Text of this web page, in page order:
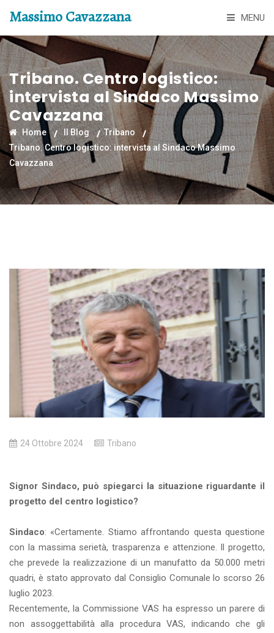
Massimo Cavazzana MENU
Tribano. Centro logistico:
intervista al Sindaco Massimo
Cavazzana
Home Il Blog
Tribano
Tribano. Centro logistico: intervista al Sindaco Massimo
Cavazzana
24 Ottobre 2024 Tribano
Signor Sindaco, può spiegarci la situazione riguardante il
progetto del centro logistico?
Sindaco: «Certamente. Stiamo affrontando questa questione
con la massima serietà, trasparenza e attenzione. Il progetto,
che prevede la realizzazione di un manufatto da 50.000 metri
quadri, è stato approvato dal Consiglio Comunale lo scorso 26
luglio 2023.
Recentemente, la Commissione VAS ha espresso un parere di
non assoggettabilità alla procedura VAS, indicando che gli